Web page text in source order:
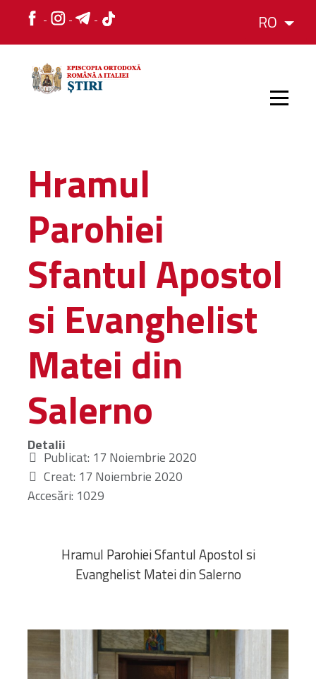
RO
EVENIMENTE
INTERVIURI
CONTACT
CERCA
Hramul
Parohiei
Sfantul Apostol
si Evanghelist
Matei din
Salerno
Detalii
Publicat: 17 Noiembrie 2020
Creat: 17 Noiembrie 2020
Accesări: 1029
Hramul Parohiei Sfantul Apostol si
Evanghelist Matei din Salerno